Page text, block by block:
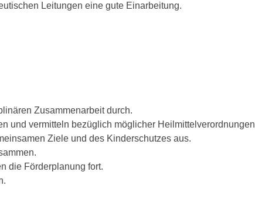
Leitungen eine gute Einarbeitung.
Zusammenarbeit durch.
und vermitteln bezüglich möglicher Heilmittelverordnungen
Ziele und des Kinderschutzes aus.
die Förderplanung fort.